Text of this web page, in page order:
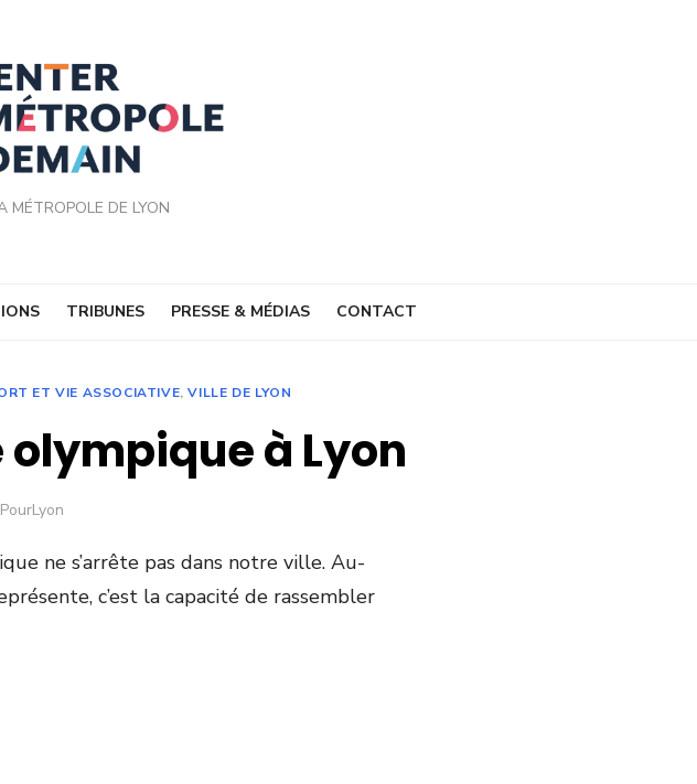
MÉTROPOLE DE LYON
TRIBUNES PRESSE & MÉDIAS CONTACT
ET VIE ASSOCIATIVE,VILLE DE LYON
à Lyon
Author
PourLyon
ne s’arrête pas dans notre ville. Au-
c’est la capacité de rassembler